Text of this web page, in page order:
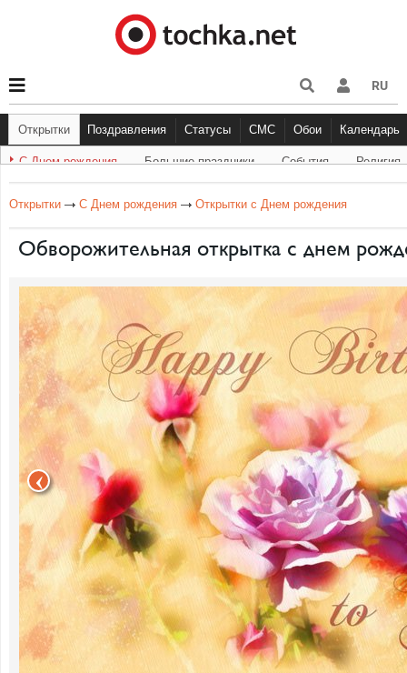
RU
Открытки Поздравления
С Днем рождения Большие праздники Cобытия
Статусы
Другое Прикольные Грустные
СМС
С Днём Рождения
Обои
Музыка
Календарь
С Днем рождения Большие праздники События Религия
Открытки С Днем рождения Открытки с Днем рождения
Обворожительная открытка с днем